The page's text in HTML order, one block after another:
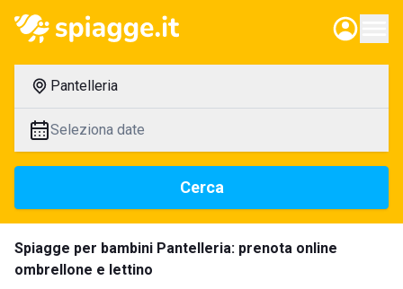
Pantelleria
Seleziona date
Cerca
Spiagge per bambini Pantelleria: prenota online
ombrellone e lettino